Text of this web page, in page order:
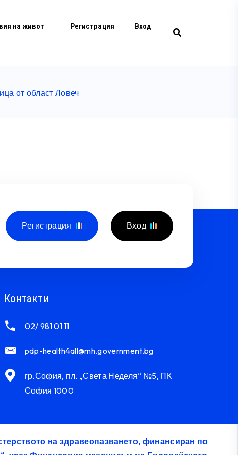
на живот Регистрация Вход
от област Ловеч
Регистрация Вход
Контакти
02/ 981 01 11
pdp-health4all@mh.government.bg
гр.София, пл. „Света Неделя“ №5, ПК
София 1000
на здравеопазването, финансиран по